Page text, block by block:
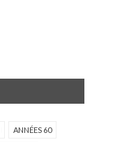
ANNÉES 60